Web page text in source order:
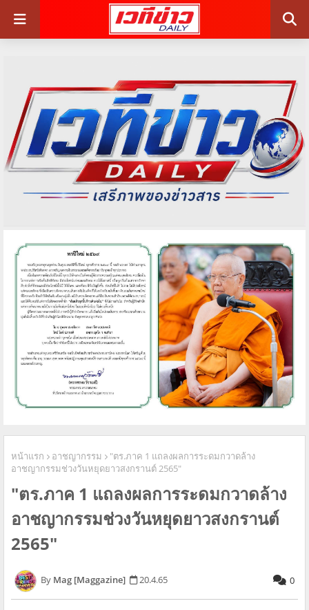
หน้าแรก อาชญากรรม
"ตร.ภาค 1 แถลงผลการระดมกวาดล้าง
อาชญากรรมช่วงวันหยุดยาวสงกรานต์ 2565"
"ตร.ภาค 1 แถลงผลการระดมกวาดล้าง
อาชญากรรมช่วงวันหยุดยาวสงกรานต์
2565"
Mag [Maggazine] 20.4.65 0